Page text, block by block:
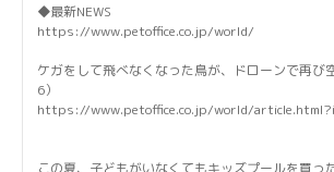
◆最新NEWS
https://www.petoffice.co.jp/world/
ケガをして飛べなくなった鳥が、ドローンで再び
6）
https://www.petoffice.co.jp/world/
この夏、子どもがいなくてもキッズプールを買っ